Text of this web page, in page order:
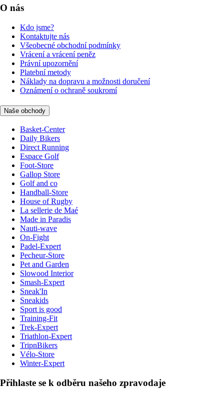
O nás
Kdo jsme?
Kontaktujte nás
Všeobecné obchodní podmínky
Vrácení a vrácení peněz
Právní upozornění
Platební metody
Náklady na dopravu a možnosti doručení
Oznámení o ochraně soukromí
Naše obchody
Basket-Center
Daily Bikers
Direct Running
Espace Golf
Foot-Store
Gallop Store
Golf and co
Handball-Store
House of Rugby
La sellerie de Maé
Made in Paradis
Nauti-wave
On-Fight
Padel-Expert
Pecheur-Store
Pet and Garden
Slowood Interior
Smash-Expert
Sneak'In
Sneakids
Sport is good
Training-Fit
Trek-Expert
Triathlon-Expert
TripnBikers
Vélo-Store
Winter-Expert
Přihlaste se k odběru našeho zpravodaje